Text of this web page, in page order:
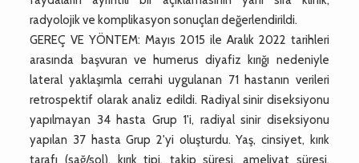
radyolojik ve komplikasyon sonuçları değerlendirildi.
GEREÇ VE YÖNTEM: Mayıs 2015 ile Aralık 2022 tarihleri
arasında başvuran ve humerus diyafiz kırığı nedeniyle
lateral yaklaşımla cerrahi uygulanan 71 hastanın verileri
retrospektif olarak analiz edildi. Radiyal sinir diseksiyonu
yapılmayan 34 hasta Grup 1'i, radiyal sinir diseksiyonu
yapılan 37 hasta Grup 2'yi oluşturdu. Yaş, cinsiyet, kırık
tarafı (sağ/sol), kırık tipi, takip süresi, ameliyat süresi,